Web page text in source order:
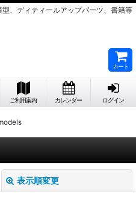
、ディティールアップパーツ、書籍等
カート
ご利用案内 カレンダー ログイン
表示順変更